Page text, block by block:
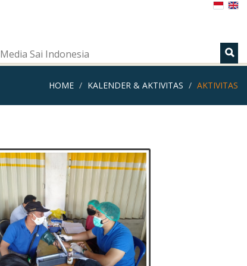
Media Sai Indonesia
HOME KALENDER & AKTIVITAS AKTIVITAS